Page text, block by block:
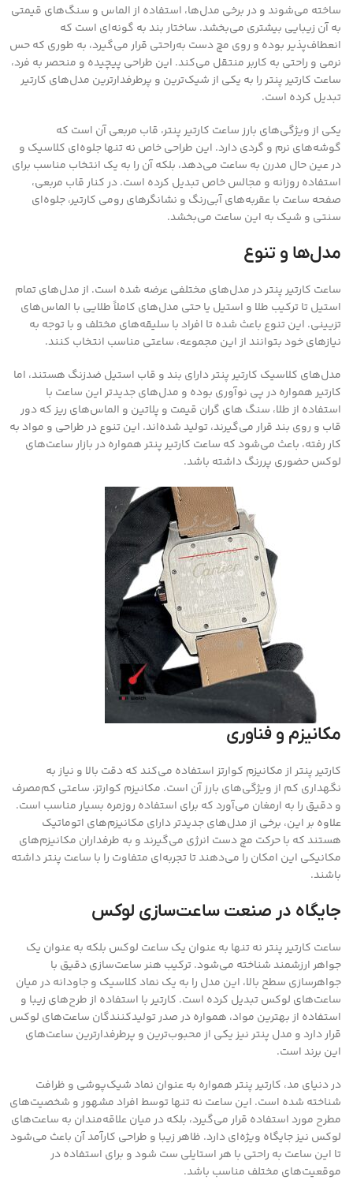
ساخته می‌شوند و در برخی مدل‌ها، استفاده از الماس و سنگ‌های قیمتی
به آن زیبایی بیشتری می‌بخشد. ساختار بند به گونه‌ای است که
انعطاف‌پذیر بوده و روی مچ دست به‌راحتی قرار می‌گیرد، به طوری که حس
نرمی و راحتی به کاربر منتقل می‌کند. این طراحی پیچیده و منحصر به فرد،
ساعت کارتیر پنتر را به یکی از شیک‌ترین و پرطرفدارترین مدل‌های کارتیر
تبدیل کرده است.
یکی از ویژگی‌های بارز ساعت کارتیر پنتر، قاب مربعی آن است که
گوشه‌های نرم و گردی دارد. این طراحی خاص نه تنها جلوه‌ای کلاسیک و
در عین حال مدرن به ساعت می‌دهد، بلکه آن را به یک انتخاب مناسب برای
استفاده روزانه و مجالس خاص تبدیل کرده است. در کنار قاب مربعی،
صفحه ساعت با عقربه‌های آبی‌رنگ و نشانگرهای رومی کارتیر، جلوه‌ای
سنتی و شیک به این ساعت می‌بخشد.
مدل‌ها و تنوع
ساعت کارتیر پنتر در مدل‌های مختلفی عرضه شده است. از مدل‌های تمام
استیل تا ترکیب طلا و استیل یا حتی مدل‌های کاملاً طلایی با الماس‌های
تزیینی. این تنوع باعث شده تا افراد با سلیقه‌های مختلف و با توجه به
نیازهای خود بتوانند از این مجموعه، ساعتی مناسب انتخاب کنند.
مدل‌های کلاسیک کارتیر پنتر دارای بند و قاب استیل ضدزنگ هستند، اما
کارتیر همواره در پی نوآوری بوده و مدل‌های جدیدتر این ساعت با
استفاده از طلا، سنگ های گران قیمت و پلاتین و الماس‌های ریز که دور
قاب و روی بند قرار می‌گیرند، تولید شده‌اند. این تنوع در طراحی و مواد به
کار رفته، باعث می‌شود که ساعت کارتیر پنتر همواره در بازار ساعت‌های
لوکس حضوری پررنگ داشته باشد.
مکانیزم و فناوری
کارتیر پنتر از مکانیزم کوارتز استفاده می‌کند که دقت بالا و نیاز به
نگهداری کم از ویژگی‌های بارز آن است. مکانیزم کوارتز، ساعتی کم‌مصرف
و دقیق را به ارمغان می‌آورد که برای استفاده روزمره بسیار مناسب است.
علاوه بر این، برخی از مدل‌های جدیدتر دارای مکانیزم‌های اتوماتیک
هستند که با حرکت مچ دست انرژی می‌گیرند و به طرفداران مکانیزم‌های
مکانیکی این امکان را می‌دهند تا تجربه‌ای متفاوت را با ساعت پنتر داشته
باشند.
جایگاه در صنعت ساعت‌سازی لوکس
ساعت کارتیر پنتر نه تنها به عنوان یک ساعت لوکس بلکه به عنوان یک
جواهر ارزشمند شناخته می‌شود. ترکیب هنر ساعت‌سازی دقیق با
جواهرسازی سطح بالا، این مدل را به یک نماد کلاسیک و جاودانه در میان
ساعت‌های لوکس تبدیل کرده است. کارتیر با استفاده از طرح‌های زیبا و
استفاده از بهترین مواد، همواره در صدر تولیدکنندگان ساعت‌های لوکس
قرار دارد و مدل پنتر نیز یکی از محبوب‌ترین و پرطرفدارترین ساعت‌های
این برند است.
در دنیای مد، کارتیر پنتر همواره به عنوان نماد شیک‌پوشی و ظرافت
شناخته شده است. این ساعت نه تنها توسط افراد مشهور و شخصیت‌های
مطرح مورد استفاده قرار می‌گیرد، بلکه در میان علاقه‌مندان به ساعت‌های
لوکس نیز جایگاه ویژه‌ای دارد. ظاهر زیبا و طراحی کارآمد آن باعث می‌شود
تا این ساعت به راحتی با هر استایلی ست شود و برای استفاده در
موقعیت‌های مختلف مناسب باشد.